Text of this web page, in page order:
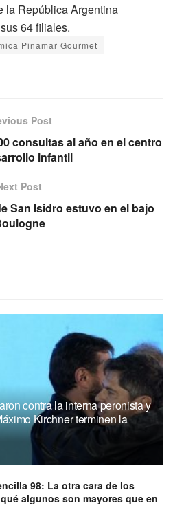
la República Argentina
64 filiales.
Pinamar Gourmet
Post
consultas al año en el centro
infantil
Post
San Isidro estuvo en el bajo
contra la interna peronista y
Kirchner terminen la
98: La otra cara de los
algunos son mayores que en